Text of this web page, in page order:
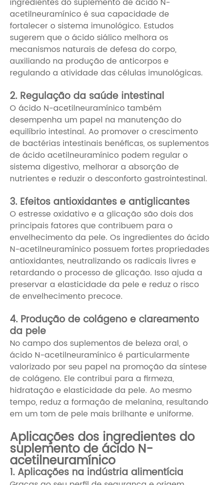
ingredientes do suplemento de ácido N-
acetilneuramínico é sua capacidade de
fortalecer o sistema imunológico. Estudos
sugerem que o ácido siálico melhora os
mecanismos naturais de defesa do corpo,
auxiliando na produção de anticorpos e
regulando a atividade das células imunológicas.
2. Regulação da saúde intestinal
O ácido N-acetilneuramínico também
desempenha um papel na manutenção do
equilíbrio intestinal. Ao promover o crescimento
de bactérias intestinais benéficas, os suplementos
de ácido acetilneuramínico podem regular o
sistema digestivo, melhorar a absorção de
nutrientes e reduzir o desconforto gastrointestinal.
3. Efeitos antioxidantes e antiglicantes
O estresse oxidativo e a glicação são dois dos
principais fatores que contribuem para o
envelhecimento da pele. Os ingredientes do ácido
N-acetilneuramínico possuem fortes propriedades
antioxidantes, neutralizando os radicais livres e
retardando o processo de glicação. Isso ajuda a
preservar a elasticidade da pele e reduz o risco
de envelhecimento precoce.
4. Produção de colágeno e clareamento
da pele
No campo dos suplementos de beleza oral, o
ácido N-acetilneuramínico é particularmente
valorizado por seu papel na promoção da síntese
de colágeno. Ele contribui para a firmeza,
hidratação e elasticidade da pele. Ao mesmo
tempo, reduz a formação de melanina, resultando
em um tom de pele mais brilhante e uniforme.
Aplicações dos ingredientes do
suplemento de ácido N-
acetilneuramínico
1. Aplicações na indústria alimentícia